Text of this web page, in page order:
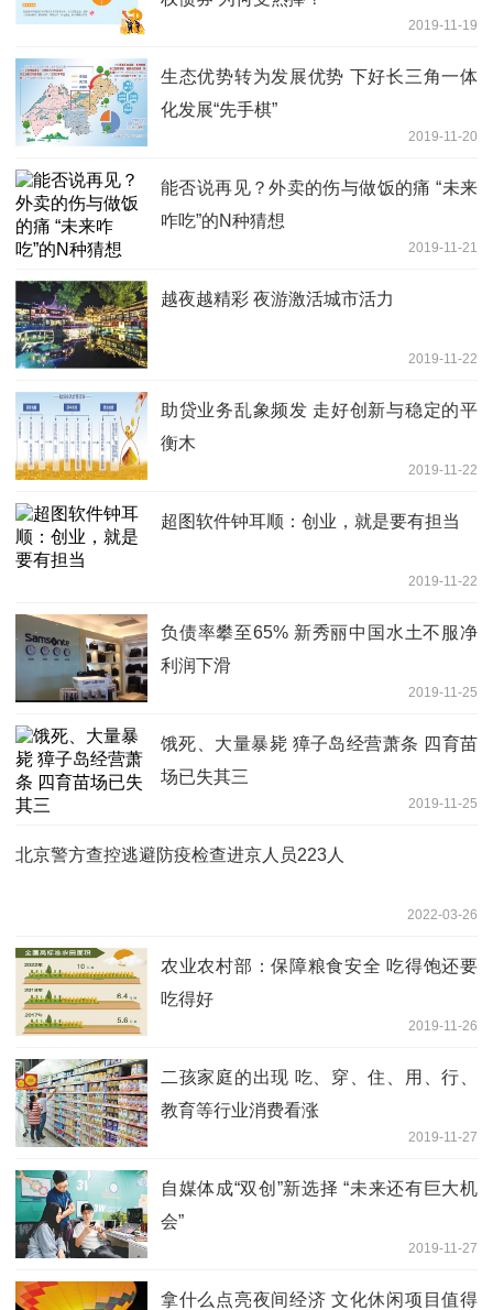
2019-11-19
生态优势转为发展优势 下好长三角一体
化发展“先手棋”
2019-11-20
能否说再见？外卖的伤与做饭的痛 “未来
咋吃”的N种猜想
2019-11-21
越夜越精彩 夜游激活城市活力
2019-11-22
助贷业务乱象频发 走好创新与稳定的平
衡木
2019-11-22
超图软件钟耳顺：创业，就是要有担当
2019-11-22
负债率攀至65% 新秀丽中国水土不服净
利润下滑
2019-11-25
饿死、大量暴毙 獐子岛经营萧条 四育苗
场已失其三
2019-11-25
北京警方查控逃避防疫检查进京人员223人
2022-03-26
农业农村部：保障粮食安全 吃得饱还要
吃得好
2019-11-26
二孩家庭的出现 吃、穿、住、用、行、
教育等行业消费看涨
2019-11-27
自媒体成“双创”新选择 “未来还有巨大机
会”
2019-11-27
拿什么点亮夜间经济 文化休闲项目值得